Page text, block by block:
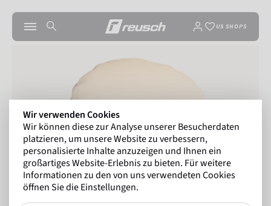
US SHOPS
Wir verwenden Cookies
Wir können diese zur Analyse unserer Besucherdaten
platzieren, um unsere Website zu verbessern,
personalisierte Inhalte anzuzeigen und Ihnen ein
großartiges Website-Erlebnis zu bieten. Für weitere
Informationen zu den von uns verwendeten Cookies
öffnen Sie die Einstellungen.